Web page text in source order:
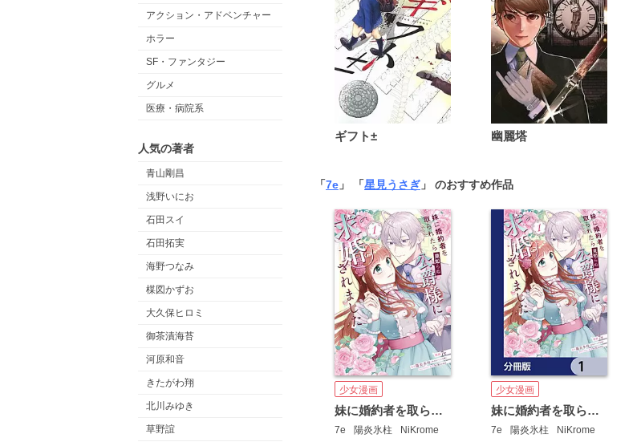
アクション・アドベンチャー
ホラー
SF・ファンタジー
グルメ
医療・病院系
人気の著者
青山剛昌
浅野いにお
石田スイ
石田拓実
海野つなみ
楳図かずお
大久保ヒロミ
御茶漬海苔
河原和音
きたがわ翔
北川みゆき
草野誼
ギフト± 幽麗塔
「7e 」 「星見うさぎ 」 のおすすめ作品
少女漫画
妹に婚約者を取られたら見知らぬ公爵様に求婚されました
7e 陽炎氷柱 NiKrome
少女漫画
妹に婚約者を取られたら見知らぬ公爵様に求婚されました【分冊版】
7e 陽炎氷柱 NiKrome